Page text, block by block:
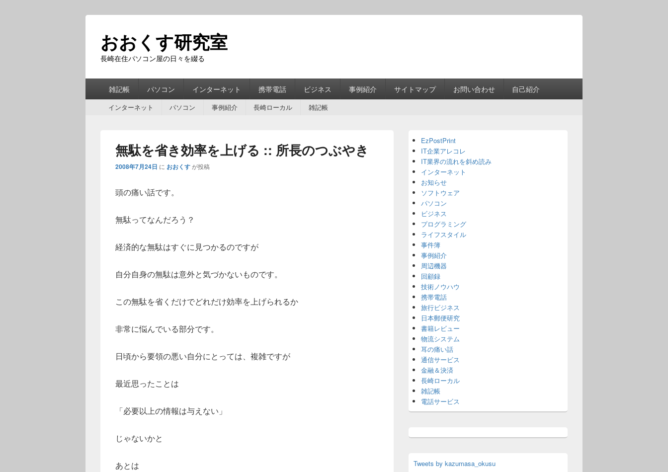
おおくす研究室
長崎在住パソコン屋の日々を綴る
雑記帳 パソコン インターネット 携帯電話 ビジネス 事例紹介 サイトマップ お問い合わせ 自己紹介
インターネット パソコン 事例紹介 長崎ローカル 雑記帳
無駄を省き効率を上げる :: 所長のつぶやき
2008年7月24日 に おおくすが投稿
頭の痛い話です。
無駄ってなんだろう？
経済的な無駄はすぐに見つかるのですが
自分自身の無駄は意外と気づかないものです。
この無駄を省くだけでどれだけ効率を上げられるか
非常に悩んでいる部分です。
日頃から要領の悪い自分にとっては、複雑ですが
最近思ったことは
「必要以上の情報は与えない」
じゃないかと
あとは
Sidebar
Widget
Area
EzPostPrint
IT企業アレコレ
IT業界の流れを斜め読み
インターネット
お知らせ
ソフトウェア
パソコン
ビジネス
プログラミング
ライフスタイル
事件簿
事例紹介
周辺機器
回顧録
技術ノウハウ
携帯電話
旅行ビジネス
日本郵便研究
書籍レビュー
物流システム
耳の痛い話
通信サービス
金融＆決済
長崎ローカル
雑記帳
電話サービス
Tweets by kazumasa_okusu